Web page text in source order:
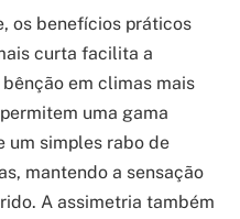
os benefícios práticos
curta facilita a
em climas mais
uma gama
um simples rabo de
mantendo a sensação
A assimetria também